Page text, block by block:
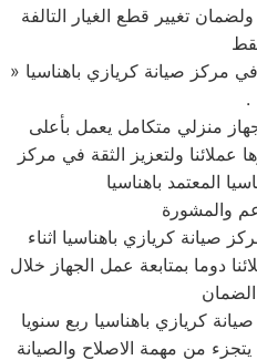
ولضمان تغيير قطع الغيار التالفة
» توافر قطع غيار كريازي الاصلية في مركز صيانة كريازي باهناسيا
.
منزلي متكامل يعمل بأعلى
ولتعزيز الثقة في مركز
صيانة كريازي باهناسيا اثناء
دوما بمتابعة عمل الجهاز خلال
كريازي باهناسيا ربع سنويا
من مهمة الاصلاح والصيانة